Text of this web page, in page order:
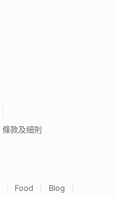
條款及細則
Food Blog